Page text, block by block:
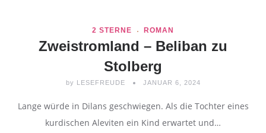
2 STERNE ROMAN
Zweistromland – Beliban zu
Stolberg
by LESEFREUDE JANUAR 6, 2024
Lange würde in Dilans geschwiegen. Als die Tochter eines
kurdischen Aleviten ein Kind erwartet und…